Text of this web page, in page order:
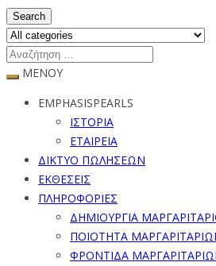
Search
ΜΕΝΟΥ
EMPHASISPEARLS
ΙΣΤΟΡΙΑ
ΕΤΑΙΡΕΙΑ
ΔΙΚΤΥΟ ΠΩΛΗΣΕΩΝ
ΕΚΘΕΣΕΙΣ
ΠΛΗΡΟΦΟΡΙΕΣ
ΔΗΜΙΟΥΡΓΙΑ
ΠΟΙΟΤΗΤΑ
ΦΡΟΝΤΙΔΑ